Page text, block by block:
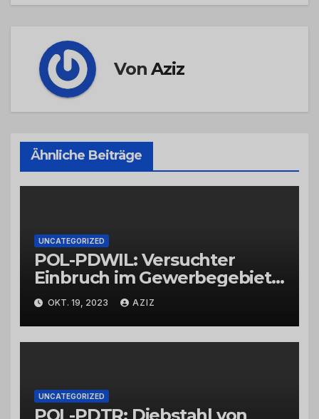
VonAziz
Ähnliche Beiträge
UNCATEGORIZED
POL-PDWIL: Versuchter
Einbruch im Gewerbegebiet
Wittlich
OKT. 19, 2023 AZIZ
UNCATEGORIZED